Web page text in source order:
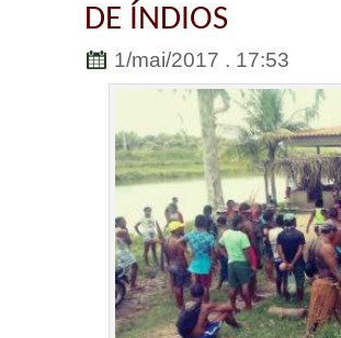
DE ÍNDIOS
1/mai/2017 . 17:53